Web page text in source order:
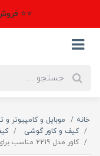
⭐⭐
خانه موبایل و کامپیوتر و
کیف و کاور گوشی
کاور مدل 2219 مناسب برای گوشی موبایل اپل Iphone 7/8